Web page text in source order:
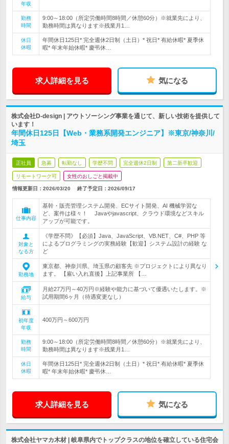
年収
勤務
時間
9:00～18:00（所定労働時間8時間／休憩60分）※就業先により、
勤務時間は異なります※残業月1…
休日
休暇
年間休日125日* 完全週休2日制（土日）* 祝日* 有給休暇* 夏季休
暇* 年末年始休暇* 慶弔休…
求人詳細を見る 気になる
株式会社D-design | アウトソーシング事業を通じて、新しい技術を提供して
います！
年間休日125日【Web・業務系開発エンジニア】※東京/神奈川/
埼玉
正社員 急募 転勤なし 学歴不問 完全週休2日制 第二新卒歓迎
リモートワーク可 女性のおしごと掲載中
情報更新日：2026/03/20 終了予定日： 2026/09/17
仕事内容
基幹・販売管理システム開発、ECサイト開発、AI 機械学習な
ど、案件は様々！ Javaやjavascript、クラウド環境などスキル
アップが可能です。
対象と
なる方
《学歴不問》【必須】Java、JavaScript、VB.NET、C#、PHP 等
によるプログラミングの実務経験【歓迎】システム設計の経験 な
ど
勤務地
東京都、神奈川県、埼玉県の顧客先 ※プロジェクトにより異なり
ます。 【雇い入れ直後】上記事業所 【…
給与
月給27万円～40万円※経験や能力に基づいて優遇いたします。※
試用期間6ヶ月（待遇変更なし）
初年度
年収
400万円～600万円
勤務
時間
9:00～18:00（所定労働時間8時間／休憩60分）※就業先により、
勤務時間は異なります※残業月1…
休日
休暇
年間休日125日* 完全週休2日制（土日）* 祝日* 有給休暇* 夏季休
暇* 年末年始休暇* 慶弔休…
求人詳細を見る 気になる
株式会社ヤマカ木材 | 岐阜県内でトップクラスの地位を確立している住宅会